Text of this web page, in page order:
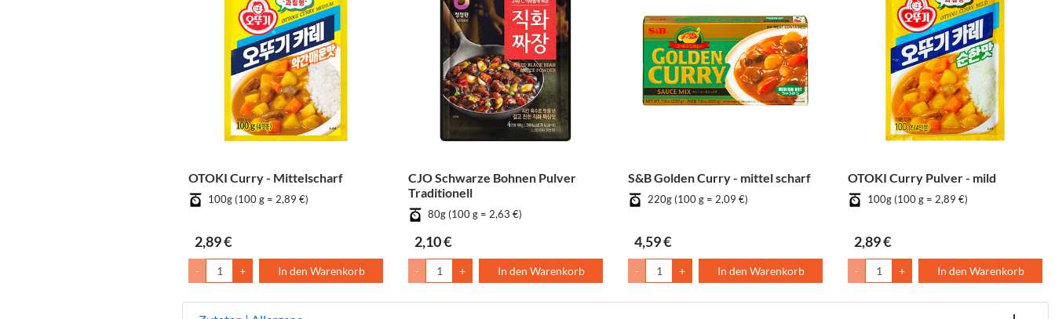
OTOKI Curry - Mittelscharf
100g (100 g = 2,89 €)
2,89 €
- + In den Warenkorb
CJO Schwarze Bohnen Pulver
Traditionell
80g (100 g = 2,63 €)
2,10 €
- + In den Warenkorb
S&B Golden Curry - mittel scharf
220g (100 g = 2,09 €)
4,59 €
- + In den Warenkorb
OTOKI Curry Pulver - mild
100g (100 g = 2,89 €)
2,89 €
- + In den Warenkorb